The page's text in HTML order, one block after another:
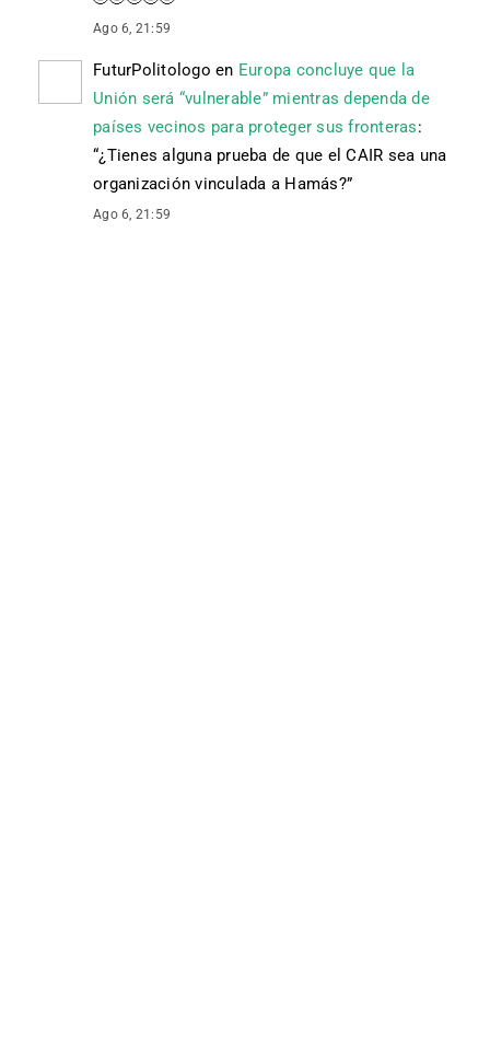
Ago 6, 21:59
FuturPolitologo en Europa concluye que la
Unión será “vulnerable” mientras dependa de
países vecinos para proteger sus fronteras:
“¿Tienes alguna prueba de que el CAIR sea una
organización vinculada a Hamás?”
Ago 6, 21:59